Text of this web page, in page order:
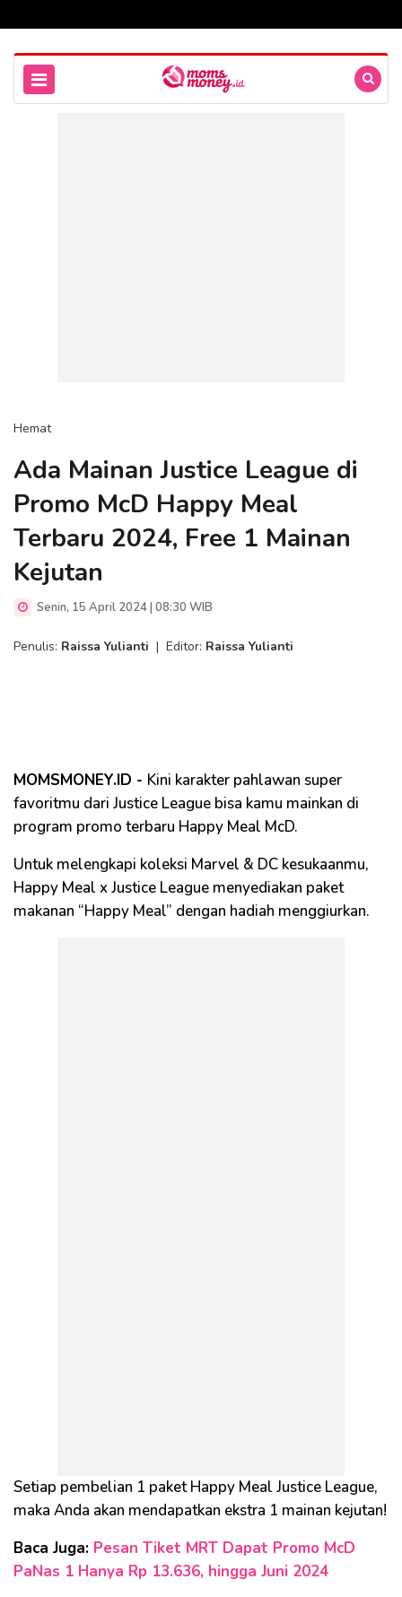
Hemat
Ada Mainan Justice League di
Promo McD Happy Meal
Terbaru 2024, Free 1 Mainan
Kejutan
Senin, 15 April 2024 | 08:30 WIB
Penulis: Raissa Yulianti | Editor: Raissa Yulianti
MOMSMONEY.ID - Kini karakter pahlawan super
favoritmu dari Justice League bisa kamu mainkan di
program promo terbaru Happy Meal McD.
Untuk melengkapi koleksi Marvel & DC kesukaanmu,
Happy Meal x Justice League menyediakan paket
makanan “Happy Meal” dengan hadiah menggiurkan.
Setiap pembelian 1 paket Happy Meal Justice League,
maka Anda akan mendapatkan ekstra 1 mainan kejutan!
Baca Juga: Pesan Tiket MRT Dapat Promo McD
PaNas 1 Hanya Rp 13.636, hingga Juni 2024